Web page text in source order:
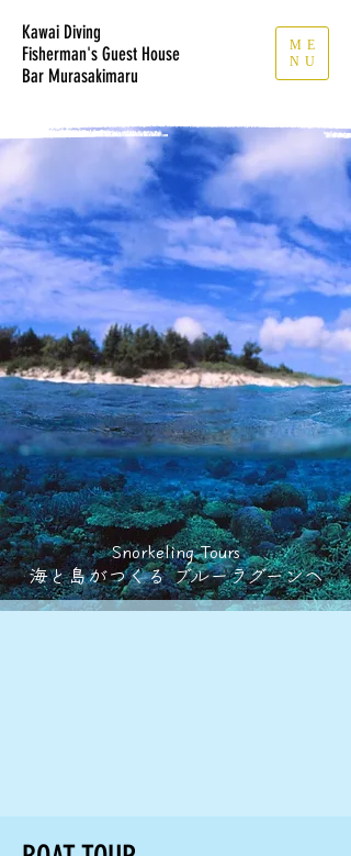
Kawai Diving
Fisherman's Guest House
​Bar Murasakimaru
ME
NU
Snorkeling Tours
海と島がつくる ブルーラグーンへ